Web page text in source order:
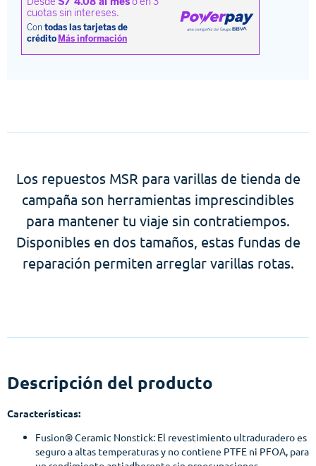
Los repuestos MSR para varillas de tienda de
campaña son herramientas imprescindibles
para mantener tu viaje sin contratiempos.
Disponibles en dos tamaños, estas fundas de
reparación permiten arreglar varillas rotas.
Descripción del producto
Características:
Fusion® Ceramic Nonstick: El revestimiento ultraduradero es
seguro a altas temperaturas y no contiene PTFE ni PFOA, para